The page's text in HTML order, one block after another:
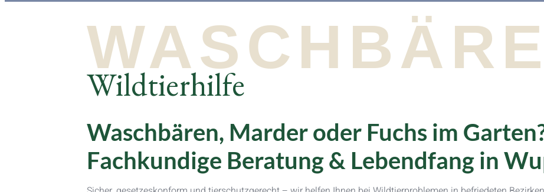
Wildtierhilfe
Waschbären, Marder oder Fuchs im
Fachkundige Beratung & Lebendfang in